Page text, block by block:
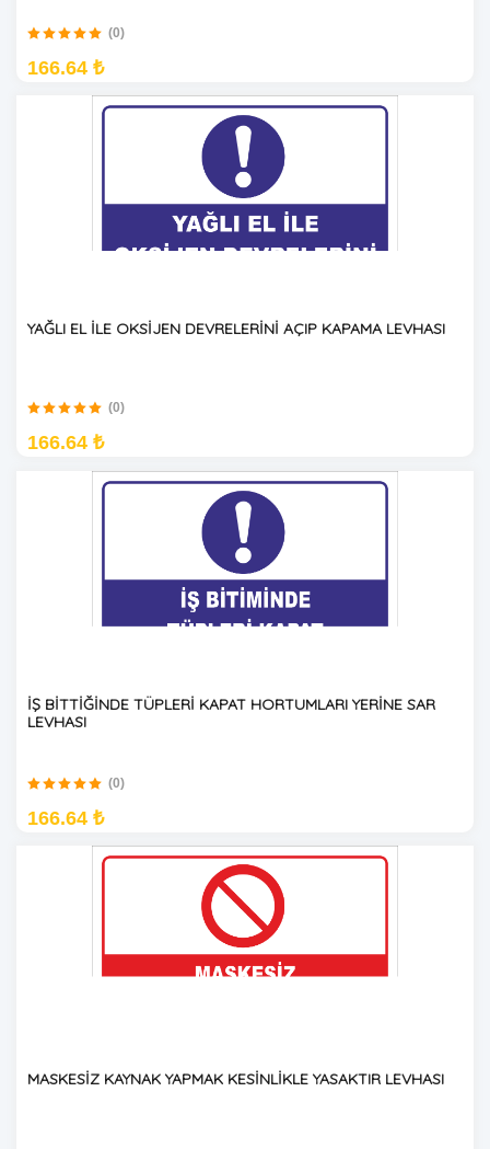
(0)
166.64 ₺
YAĞLI EL İLE OKSİJEN DEVRELERİNİ AÇIP KAPAMA LEVHASI
(0)
166.64 ₺
İŞ BİTTİĞİNDE TÜPLERİ KAPAT HORTUMLARI YERİNE SAR
LEVHASI
(0)
166.64 ₺
MASKESİZ KAYNAK YAPMAK KESİNLİKLE YASAKTIR LEVHASI